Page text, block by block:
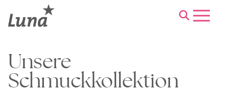
Menu
Unsere
Schmuckkollektion